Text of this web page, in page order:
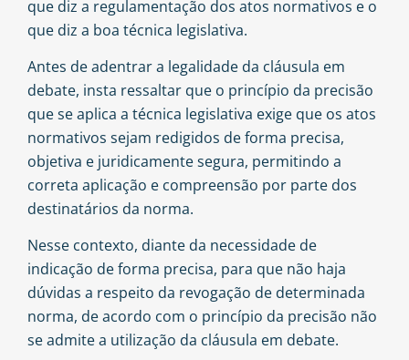
que diz a regulamentação dos atos normativos e o
que diz a boa técnica legislativa.
Antes de adentrar a legalidade da cláusula em
debate, insta ressaltar que o princípio da precisão
que se aplica a técnica legislativa exige que os atos
normativos sejam redigidos de forma precisa,
objetiva e juridicamente segura, permitindo a
correta aplicação e compreensão por parte dos
destinatários da norma.
Nesse contexto, diante da necessidade de
indicação de forma precisa, para que não haja
dúvidas a respeito da revogação de determinada
norma, de acordo com o princípio da precisão não
se admite a utilização da cláusula em debate.